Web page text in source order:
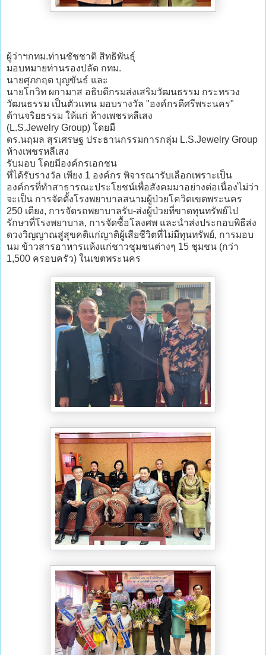
ผู้ว่าฯกทม.ท่านชัชชาติ สิทธิพันธุ์
มอบหมายท่านรองปลัด กทม.
นายศุภกฤต บุญขันธ์ และ
นายโกวิท ผกามาส อธิบดีกรมส่งเสริมวัฒนธรรม กระทรวง
วัฒนธรรม เป็นตัวแทน มอบรางวัล "องค์กรดีศรีพระนคร"
ด้านจริยธรรม ให้แก่ ห้างเพชรหลีเสง
(L.S.Jewelry Group) โดยมี
ดร.นฤมล สุรเศรษฐ ประธานกรรมการกลุ่ม L.S.Jewelry Group
ห้างเพชรหลีเสง
รับมอบ โดยมีองค์กรเอกชน
ที่ได้รับรางวัล เพียง 1 องค์กร พิจารณารับเลือกเพราะเป็น
องค์กรที่ทำสาธารณะประโยชน์เพื่อสังคมมาอย่างต่อเนื่องไม่ว่า
จะเป็น การจัดตั้งโรงพยาบาลสนามผู้ป่วยโควิดเขตพระนคร
250 เตียง, การจัดรถพยาบาลรับ-ส่งผู้ป่วยที่ขาดทุนทรัพย์ไป
รักษาที่โรงพยาบาล, การจัดซื้อโลงศพ และนำส่งประกอบพิธีส่ง
ดวงวิญญาณสู่สุขคติแก่ญาติผู้เสียชีวิตที่ไม่มีทุนทรัพย์, การมอบ
นม ข้าวสารอาหารแห้งแก่ชาวชุมชนต่างๆ 15 ชุมชน (กว่า
1,500 ครอบครัว) ในเขตพระนคร